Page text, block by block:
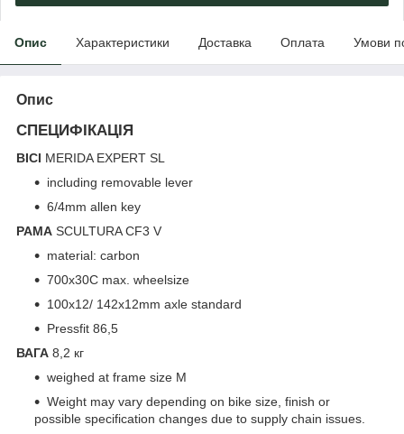
Опис Характеристики Доставка Оплата Умови
Опис
СПЕЦИФІКАЦІЯ
ВІСІ MERIDA EXPERT SL
including removable lever
6/4mm allen key
РАМА SCULTURA CF3 V
material: carbon
700x30C max. wheelsize
100x12/ 142x12mm axle standard
Pressfit 86,5
ВАГА 8,2 кг
weighed at frame size M
Weight may vary depending on bike size, finish or
possible specification changes due to supply chain issues.